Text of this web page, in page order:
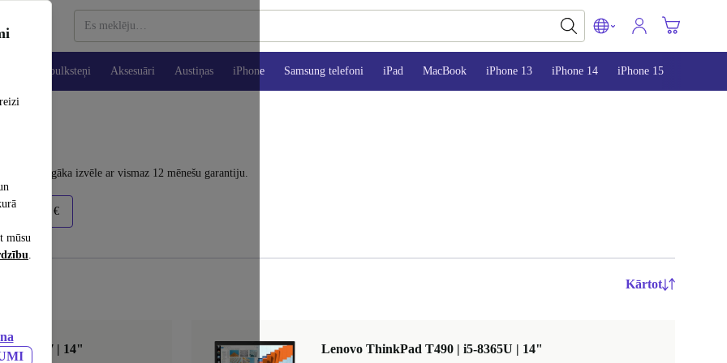
mūsu
.
Viedpulksteņi Aksesuāri Austiņas iPhone Samsung telefoni iPad MacBook iPhone 13 iPhone 14 iPhone 15
Ilgtspējīgāka izvēle ar vismaz 12 mēnešu garantiju.
900+ €
Kārtot
1185G7 | 14" Lenovo ThinkPad T490 | i5-8365U | 14"